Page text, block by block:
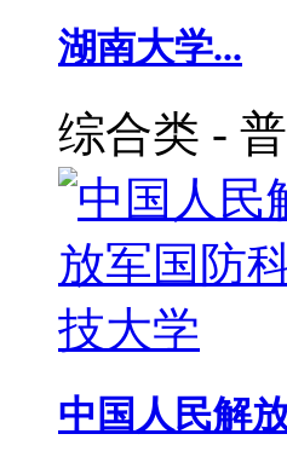
湖南大学...
综合类 -
中国人民解